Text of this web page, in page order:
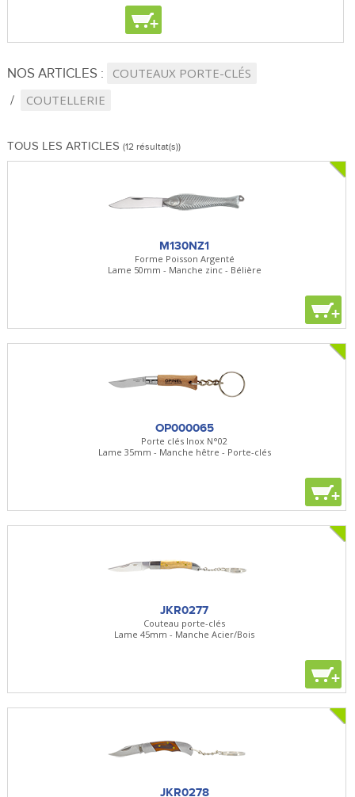
+
NOS ARTICLES :
COUTEAUX PORTE-CLÉS
COUTELLERIE
TOUS LES ARTICLES (12 résultat(s))
M130NZ1
Forme Poisson Argenté
Lame 50mm - Manche zinc - Bélière
+
OP000065
Porte clés Inox N°02
Lame 35mm - Manche hêtre - Porte-clés
+
JKR0277
Couteau porte-clés
Lame 45mm - Manche Acier/Bois
+
JKR0278